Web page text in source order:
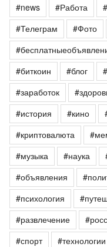
#news
#Работа
#Телеграм
#Фото
#биткоин
#блог
#заработок
#история
#кино
#криптовалюта
#музыка
#наука
#объявления
#психология
#развлечение
#спорт
#технологии